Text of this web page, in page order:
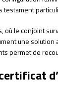
où le conjoint
une
permet de